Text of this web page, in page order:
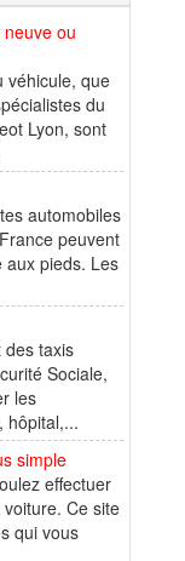
ou
véhicule, que
du
Lyon, sont
automobiles
peuvent
aux pieds. Les
des taxis
Sociale,
les
hôpital,...
simple
effectuer
Ce site
qui vous